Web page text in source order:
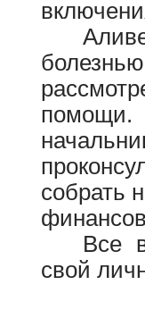
помощи.
собрать
Все
свой